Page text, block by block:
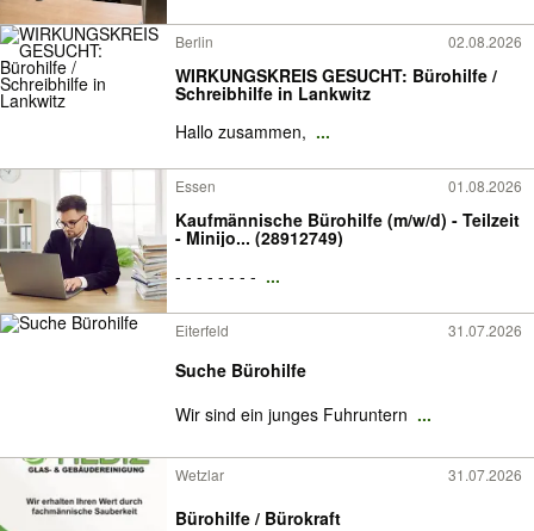
Berlin 02.08.2026
WIRKUNGSKREIS GESUCHT: Bürohilfe /
Schreibhilfe in Lankwitz
Hallo zusammen, ...
Essen 01.08.2026
Kaufmännische Bürohilfe (m/w/d) - Teilzeit
- Minijo... (28912749)
- - - - - - - - ...
Eiterfeld 31.07.2026
Suche Bürohilfe
Wir sind ein junges Fuhruntern ...
Wetzlar 31.07.2026
Bürohilfe / Bürokraft